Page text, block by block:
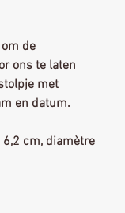
de
ons te laten
met
en datum.
cm, diamètre